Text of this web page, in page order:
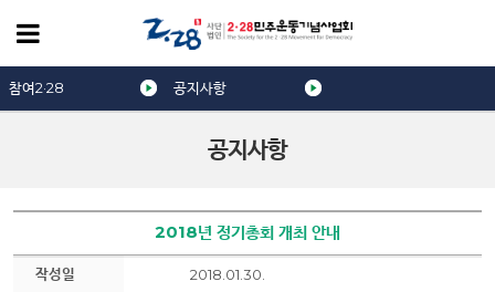
공지사항
참여2·28 공지사항
2018년 정기총회 개최 안내
작성일 2018.01.30.